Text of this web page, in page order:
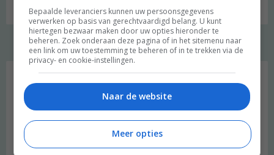
Welkom
Bepaalde leveranciers kunnen uw persoonsgegevens
verwerken op basis van gerechtvaardigd belang. U kunt
hiertegen bezwaar maken door uw opties hieronder te
beheren. Zoek onderaan deze pagina of in het sitemenu naar
een link om uw toestemming te beheren of in te trekken via de
privacy- en cookie-instellingen.
Naar de website
Meer opties